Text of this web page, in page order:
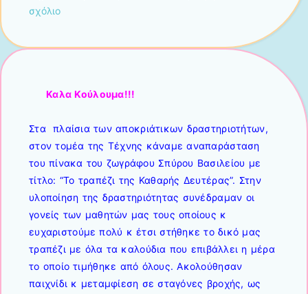
σχόλιο
Καλα Κούλουμα!!!
Στα πλαίσια των αποκριάτικων δραστηριοτήτων,
στον τομέα της Τέχνης κάναμε αναπαράσταση
του πίνακα του ζωγράφου Σπύρου Βασιλείου με
τίτλο: “Το τραπέζι της Καθαρής Δευτέρας”. Στην
υλοποίηση της δραστηριότητας συνέδραμαν οι
γονείς των μαθητών μας τους οποίους κ
ευχαριστούμε πολύ κ έτσι στήθηκε το δικό μας
τραπέζι με όλα τα καλούδια που επιβάλλει η μέρα
το οποίο τιμήθηκε από όλους. Ακολούθησαν
παιχνίδι κ μεταμφίεση σε σταγόνες βροχής, ως